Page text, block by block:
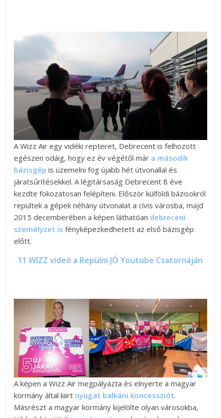
A Wizz Air egy vidéki repteret, Debrecent is felhozott
egészen odáig, hogy ez év végétől már a második
bázisgép is üzemelni fog újabb hét útvonallal és
járatsűrítésekkel. A légitársaság Debrecent 8 éve
kezdte fokozatosan felépíteni. Először külföldi bázisokról
repültek a gépek néhány útvonalat a cívis városba, majd
2015 decemberében a képen láthatóan debreceni
személyzet is fényképezkedhetett az első bázisgép
előtt.
11 WIZZ videó a Repülni JÓ Youtube Csatornáján
A képen a Wizz Air megpályázta és elnyerte a magyar
kormány által kiirt nyugat balkáni koncessziót.
Másrészt a magyar kormány kijelölte olyan városokba,